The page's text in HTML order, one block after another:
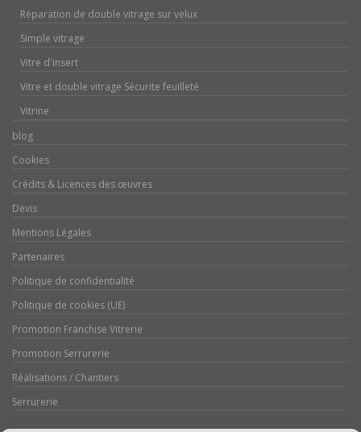
Réparation de double vitrage sur velux
Simple vitrage
Vitre d'insert
Vitre et double vitrage Sécurite feuilleté
Vitrine
blog
Cookies
Crédits & Licences des œuvres
Devis
Mentions Légales
Partenaires
Politique de confidentialité
Politique de cookies (UE)
Promotion Franchise Vitrerie
Promotion Serrurerie
Réalisations / Chantiers
Serrurerie